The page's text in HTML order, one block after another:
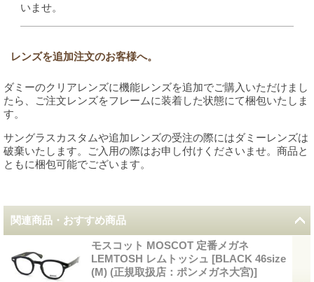
いませ。
レンズを追加注文のお客様へ。
ダミーのクリアレンズに機能レンズを追加でご購入いただけまし
たら、ご注文レンズをフレームに装着した状態にて梱包いたしま
す。
サングラスカスタムや追加レンズの受注の際にはダミーレンズは
破棄いたします。ご入用の際はお申し付けくださいませ。商品と
ともに梱包可能でございます。
関連商品・おすすめ商品
モスコット MOSCOT 定番メガネ
LEMTOSH レムトッシュ [BLACK 46size
(M) (正規取扱店：ポンメガネ大宮)]